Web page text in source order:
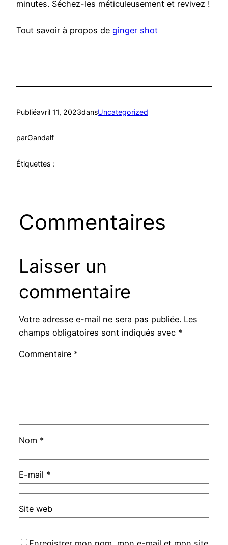
minutes. Séchez-les méticuleusement et revivez !
Tout savoir à propos de ginger shot
Publiéavril 11, 2023dansUncategorized
parGandalf
Étiquettes :
Commentaires
Laisser un
commentaire
Votre adresse e-mail ne sera pas publiée. Les
champs obligatoires sont indiqués avec *
Commentaire *
Nom *
E-mail *
Site web